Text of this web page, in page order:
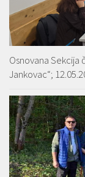
Osnovana Sekcija
Jankovac“;